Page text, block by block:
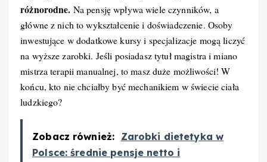
różnorodne. Na pensję wpływa wiele czynników, a
główne z nich to wykształcenie i doświadczenie. Osoby
inwestujące w dodatkowe kursy i specjalizacje mogą liczyć
na wyższe zarobki. Jeśli posiadasz tytuł magistra i miano
mistrza terapii manualnej, to masz duże możliwości! W
końcu, kto nie chciałby być mechanikiem w świecie ciała
ludzkiego?
Zobacz również: Zarobki dietetyka w
Polsce: średnie pensje netto i